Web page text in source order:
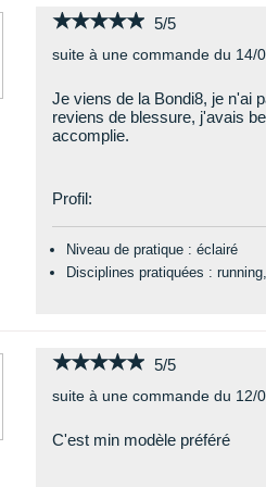
★★★★★
★★★★★ 5/5
suite à une commande du 14/
Je viens de la Bondi8, je n'ai
reviens de blessure, j'avais
accomplie.
Profil:
Niveau de pratique : éclairé
Disciplines pratiquées :
★★★★★
★★★★★ 5/5
suite à une commande du 12/
C'est min modèle préféré